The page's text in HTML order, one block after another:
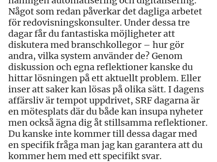
Något som redan påverkar det dagliga arbetet
för redovisningskonsulter. Under dessa tre
dagar får du fantastiska möjligheter att
diskutera med branschkollegor – hur gör
andra, vilka system använder de? Genom
diskussion och egna reflektioner kanske du
hittar lösningen på ett aktuellt problem. Eller
inser att saker kan lösas på olika sätt. I dagens
affärsliv är tempot uppdrivet, SRF dagarna är
en mötesplats där du både kan insupa nyheter
men också ägna dig åt stillsamma reflektioner.
Du kanske inte kommer till dessa dagar med
en specifik fråga man jag kan garantera att du
kommer hem med ett specifikt svar.